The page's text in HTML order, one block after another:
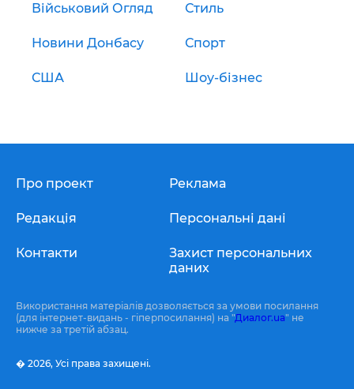
Військовий Огляд Стиль
Новини Донбасу Спорт
США Шоу-бізнес
Про проект
Редакція
Контакти
Реклама
Персональні дані
Захист персональних
даних
Використання матеріалів дозволяється за умови посилання
(для інтернет-видань - гіперпосилання) на "Диалог.ua" не
нижче за третій абзац.
� 2026, Усі права захищені.